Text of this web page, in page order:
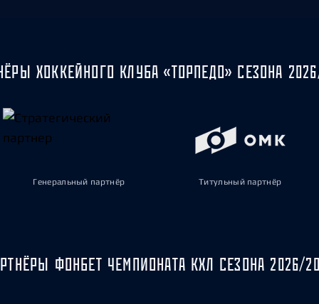
ХОККЕЙНОГО КЛУБА «ТОРПЕДО» СЕЗОНА
Генеральный партнёр Титульный партнёр
ФОНБЕТ ЧЕМПИОНАТА КХЛ СЕЗОНА 2026/